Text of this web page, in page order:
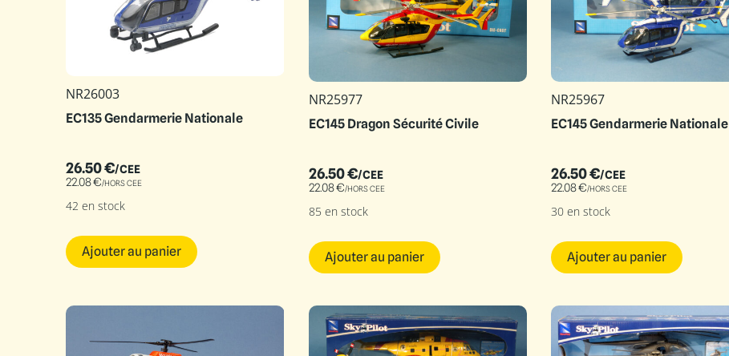
NR26003
EC135 Gendarmerie Nationale
26.50€/CEE
22.08€/HORS CEE
42 en stock
Ajouter au panier
NR25977
EC145 Dragon Sécurité Civile
26.50€/CEE
22.08€/HORS CEE
85 en stock
Ajouter au panier
NR25967
EC145 Gendarmerie Nationale
26.50€/CEE
22.08€/HORS CEE
30 en stock
Ajouter au panier